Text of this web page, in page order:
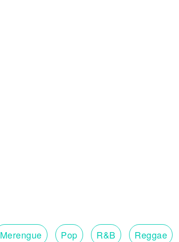
Merengue Pop R&B Reggae